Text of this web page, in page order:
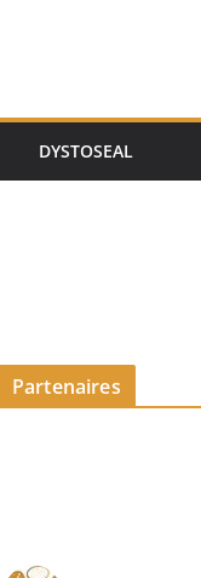
DYSTOSEAL
Partenaires